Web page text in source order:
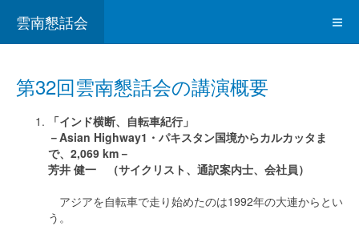
雲南懇話会
第32回雲南懇話会の講演概要
「インド横断、自転車紀行」
－Asian Highway1・パキスタン国境からカルカッタま
で、2,069 km－
芳井 健一 （サイクリスト、通訳案内士、会社員）
アジアを自転車で走り始めたのは1992年の大連からとい
う。